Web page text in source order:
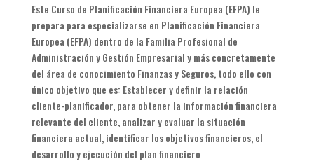
Este Curso de Planificación Financiera Europea (EFPA) le
prepara para especializarse en Planificación Financiera
Europea (EFPA) dentro de la Familia Profesional de
Administración y Gestión Empresarial y más concretamente
del área de conocimiento Finanzas y Seguros, todo ello con
único objetivo que es: Establecer y definir la relación
cliente-planificador, para obtener la información financiera
relevante del cliente, analizar y evaluar la situación
financiera actual, identificar los objetivos financieros, el
desarrollo y ejecución del plan financiero